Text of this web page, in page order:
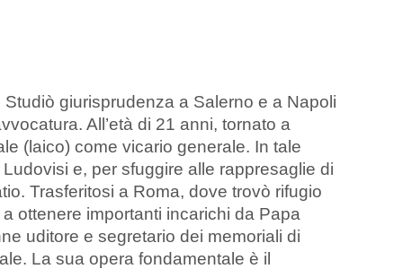
giurisprudenza a Salerno e a Napoli
All’età di 21 anni, tornato a
(laico) come vicario generale. In tale
e, per sfuggire alle rappresaglie di
Trasferitosi a Roma, dove trovò rifugio
ottenere importanti incarichi da Papa
uditore e segretario dei memoriali di
La sua opera fondamentale è il